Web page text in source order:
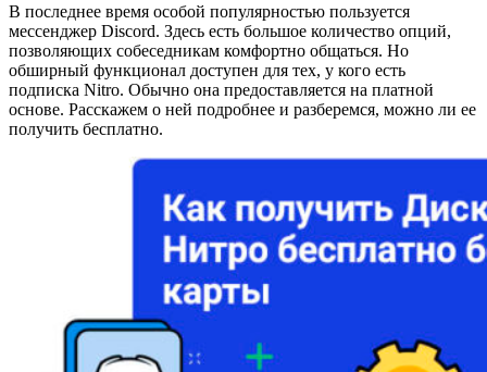
В последнее время особой популярностью пользуется
мессенджер Discord. Здесь есть большое количество опций,
позволяющих собеседникам комфортно общаться. Но
обширный функционал доступен для тех, у кого есть
подписка Nitro. Обычно она предоставляется на платной
основе. Расскажем о ней подробнее и разберемся, можно ли ее
получить бесплатно.